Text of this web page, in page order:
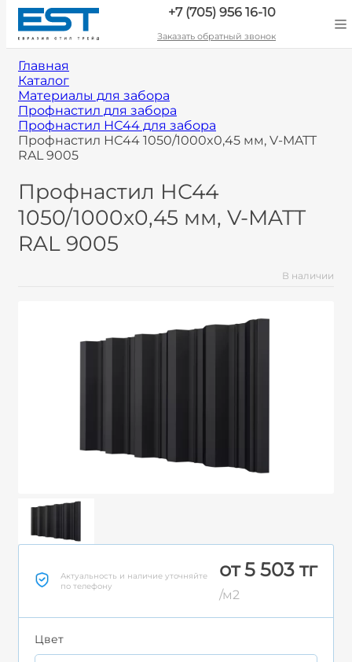
+7 (705) 956 16-10
Заказать обратный звонок
Главная
Каталог
Материалы для забора
Профнастил для забора
Профнастил НС44 для забора
Профнастил НС44 1050/1000x0,45 мм, V-MATT
RAL 9005
Профнастил НС44
1050/1000x0,45 мм, V-MATT
RAL 9005
В наличии
Актуальность и наличие уточняйте
по телефону
от 5 503 тг
/м2
Цвет